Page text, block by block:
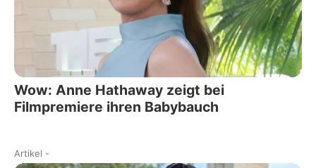
Wow: Anne Hathaway zeigt bei
Filmpremiere ihren Babybauch
Artikel -